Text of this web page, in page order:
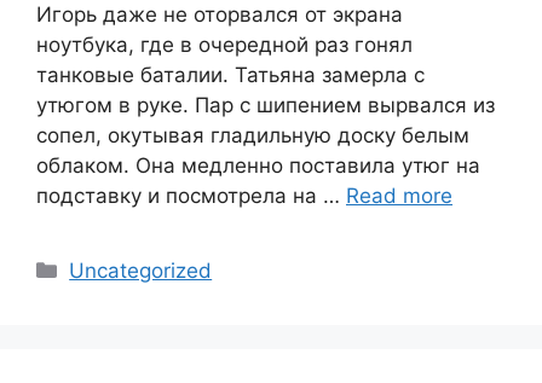
Игорь даже не оторвался от экрана
ноутбука, где в очередной раз гонял
танковые баталии. Татьяна замерла с
утюгом в руке. Пар с шипением вырвался из
сопел, окутывая гладильную доску белым
облаком. Она медленно поставила утюг на
подставку и посмотрела на … Read more
Categories
Uncategorized